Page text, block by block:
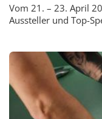
Vom 21. – 23. April
Aussteller und Top-